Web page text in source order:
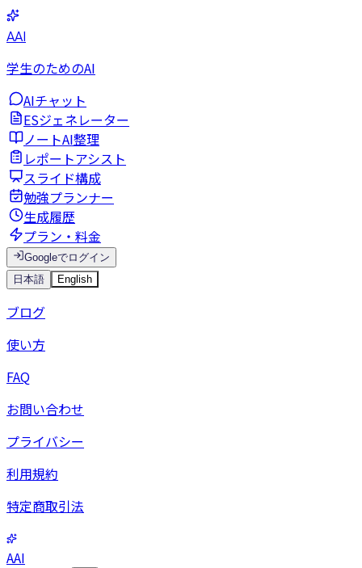
AAI
学生のためのAI
AIチャット
ESジェネレーター
ノートAI整理
レポートアシスト
スライド構成
勉強プランナー
生成履歴
プラン・料金
Googleでログイン
日本語
English
ブログ
使い方
FAQ
お問い合わせ
プライバシー
利用規約
特定商取引法
AAI